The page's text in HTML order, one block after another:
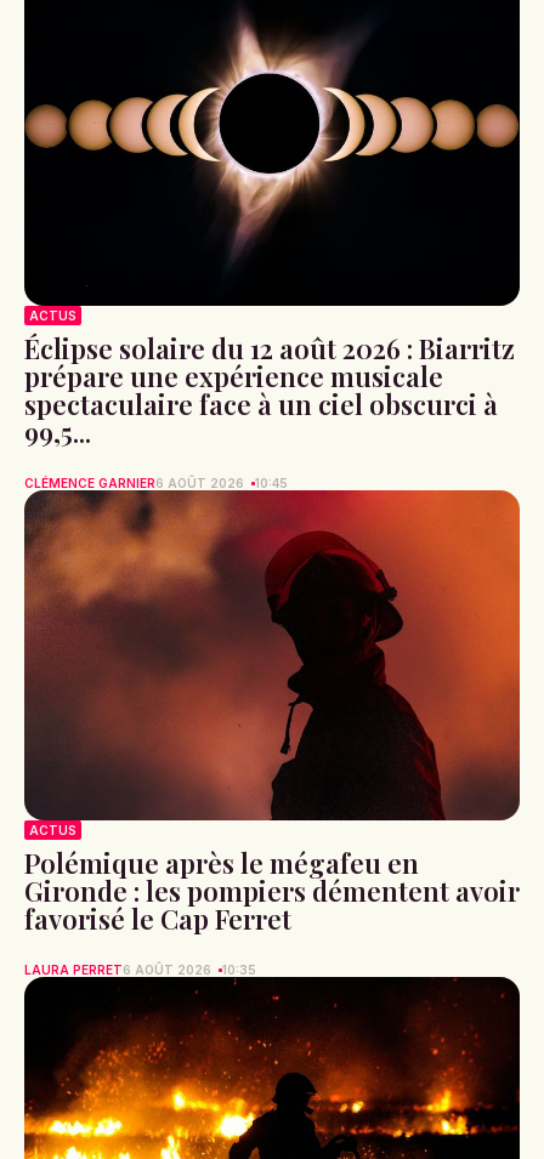
ACTUS
Éclipse solaire du 12 août 2026 : Biarritz
prépare une expérience musicale
spectaculaire face à un ciel obscurci à
99,5...
CLÉMENCE GARNIER6 AOÛT 2026 10:45
ACTUS
Polémique après le mégafeu en
Gironde : les pompiers démentent avoir
favorisé le Cap Ferret
LAURA PERRET6 AOÛT 2026 10:35